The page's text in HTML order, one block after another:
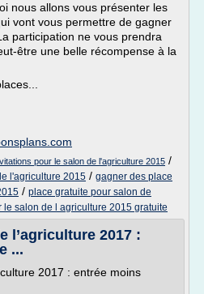
nous allons vous présenter les
vont vous permettre de gagner
participation ne vous prendra
être une belle récompense à la
pour le salon de l'agriculture 2015 /
l'agriculture 2015 / gagner des place
/ place gratuite pour salon de
le salon de l agriculture 2015 gratuite
l’agriculture 2017 :
...
2017 : entrée moins